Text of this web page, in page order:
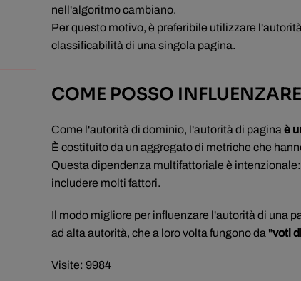
nell'algoritmo cambiano.
Per questo motivo, è preferibile utilizzare
classificabilità di una singola pagina.
COME POSSO
Come l'autorità di dominio, l'autorità di pagina è
È costituito da un aggregato di metriche che
Questa dipendenza multifattoriale è
includere molti fattori.
Il modo migliore per influenzare l'autorità di una
ad alta autorità, che a loro volta fungono da "voti
Visite: 9984